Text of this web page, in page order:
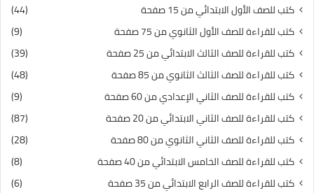
كتب للصف الأول الابتدائي من 15 صفحة
(44)
كتب للقراءة للصف الأول الثانوي من 75 صفحة
(9)
كتب للقراءة للصف الثالث الابتدائي من 25 صفحة
(39)
كتب للقراءة للصف الثالث الثانوي من 85 صفحة
(48)
كتب للقراءة للصف الثاني الإعدادي من 60 صفحة
(9)
كتب للقراءة للصف الثاني الابتدائي من 20 صفحة
(87)
كتب للقراءة للصف الثاني الثانوي من 80 صفحة
(28)
كتب للقراءة للصف الخامس الابتدائي من 40 صفحة
(8)
كتب للقراءة للصف الرابع الابتدائي من 35 صفحة
(6)